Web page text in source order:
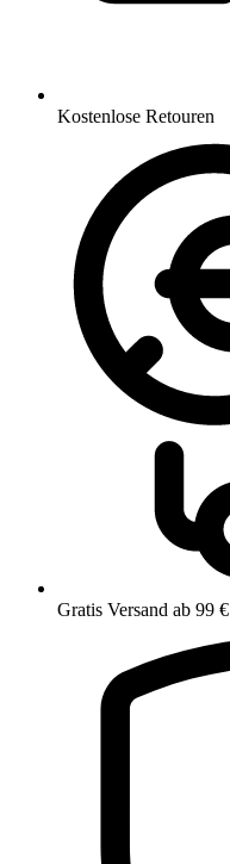
Kostenlose Retouren
Gratis Versand ab 99 €